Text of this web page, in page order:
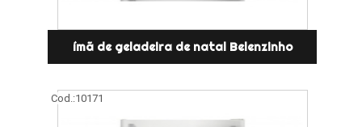
ímã de geladeira de natal Belenzinho
Cod.:10171